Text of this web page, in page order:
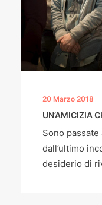
20 Marzo 2018
UN’AMICIZIA
Sono
dall’ultimo
desiderio di